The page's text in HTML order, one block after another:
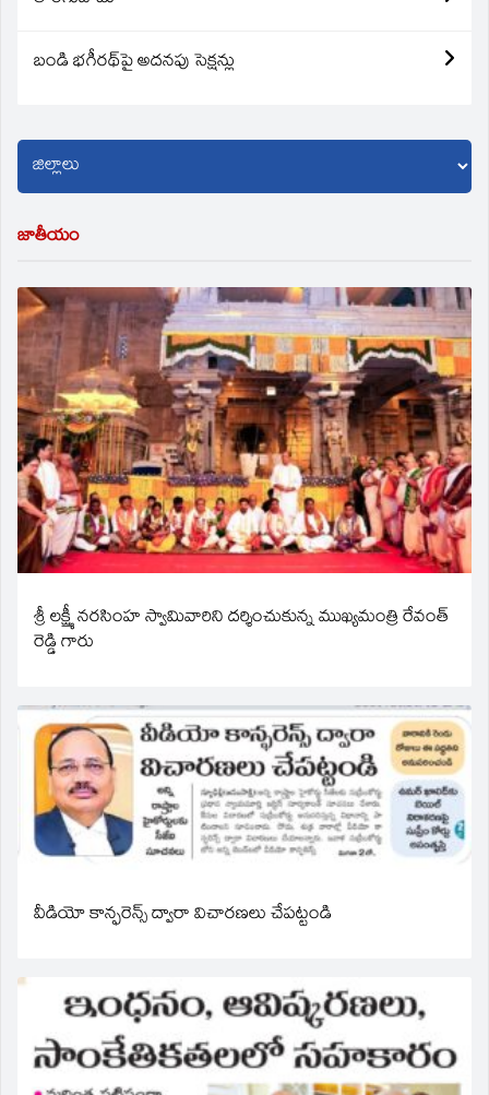
బండి భగీరథ్‌పై అదనపు సెక్షన్లు
జాతీయం
శ్రీ లక్ష్మీ నరసింహ స్వామివారిని దర్శించుకున్న ముఖ్యమంత్రి రేవంత్
రెడ్డి గారు
వీడియో కాన్ఫరెన్స్ ద్వారా విచారణలు చేపట్టండి